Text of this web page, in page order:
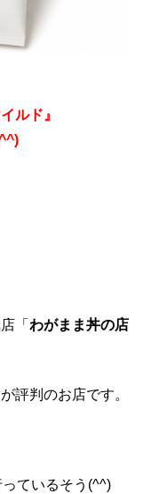
ルド』
「 わがまま丼の店
評判のお店です。
ているそう(^^)